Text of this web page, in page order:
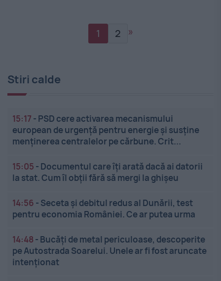
1 2 »
Stiri calde
15:17 - PSD cere activarea mecanismului
european de urgență pentru energie și susține
menținerea centralelor pe cărbune. Crit...
15:05 - Documentul care îți arată dacă ai datorii
la stat. Cum îl obții fără să mergi la ghișeu
14:56 - Seceta și debitul redus al Dunării, test
pentru economia României. Ce ar putea urma
14:48 - Bucăți de metal periculoase, descoperite
pe Autostrada Soarelui. Unele ar fi fost aruncate
intenționat